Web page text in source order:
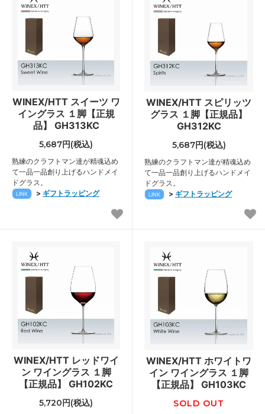
WINEX/HTT スイーツ ワ
イングラス １脚【正規
品】 GH313KC
5,687円(税込)
熟練のクラフトマン達が精魂込め
て一品一品創り上げるハンドメイ
ドグラス。
LINK > ギフトラッピング
WINEX/HTT スピリッツ
グラス １脚【正規品】
GH312KC
5,687円(税込)
熟練のクラフトマン達が精魂込め
て一品一品創り上げるハンドメイ
ドグラス。
LINK > ギフトラッピング
WINEX/HTT レッドワイ
ン ワイングラス １脚
【正規品】 GH102KC
5,720円(税込)
WINEX/HTT ホワイトワ
イン ワイングラス １脚
【正規品】 GH103KC
SOLD OUT